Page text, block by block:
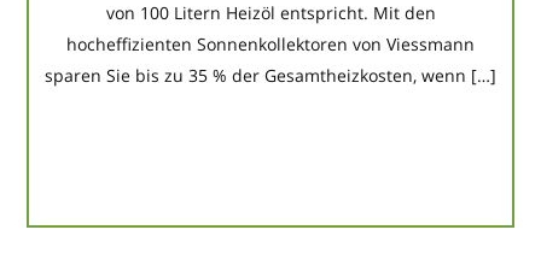
von 100 Litern Heizöl entspricht. Mit den
hocheffizienten Sonnenkollektoren von Viessmann
sparen Sie bis zu 35 % der Gesamtheizkosten, wenn […]